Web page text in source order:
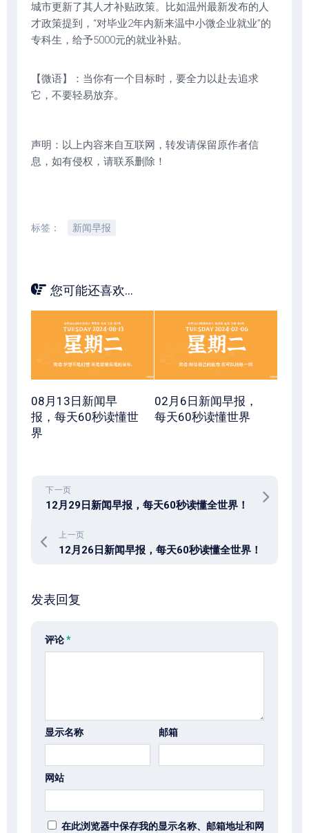
城市更新了其人才补贴政策。比如温州最新发布的人
才政策提到，“对毕业2年内新来温中小微企业就业”的
专科生，给予5000元的就业补贴。
【微语】：当你有一个目标时，要全力以赴去追求
它，不要轻易放弃。
声明：以上内容来自互联网，转发请保留原作者信
息，如有侵权，请联系删除！
标签： 新闻早报
您可能还喜欢...
08月13日新闻早
报，每天60秒读懂世
界
02月6日新闻早报，
每天60秒读懂世界
下一页
12月29日新闻早报，每天60秒读懂全世界！
上一页
12月26日新闻早报，每天60秒读懂全世界！
发表回复
评论*
显示名称 邮箱
网站
在此浏览器中保存我的显示名称、邮箱地址和网